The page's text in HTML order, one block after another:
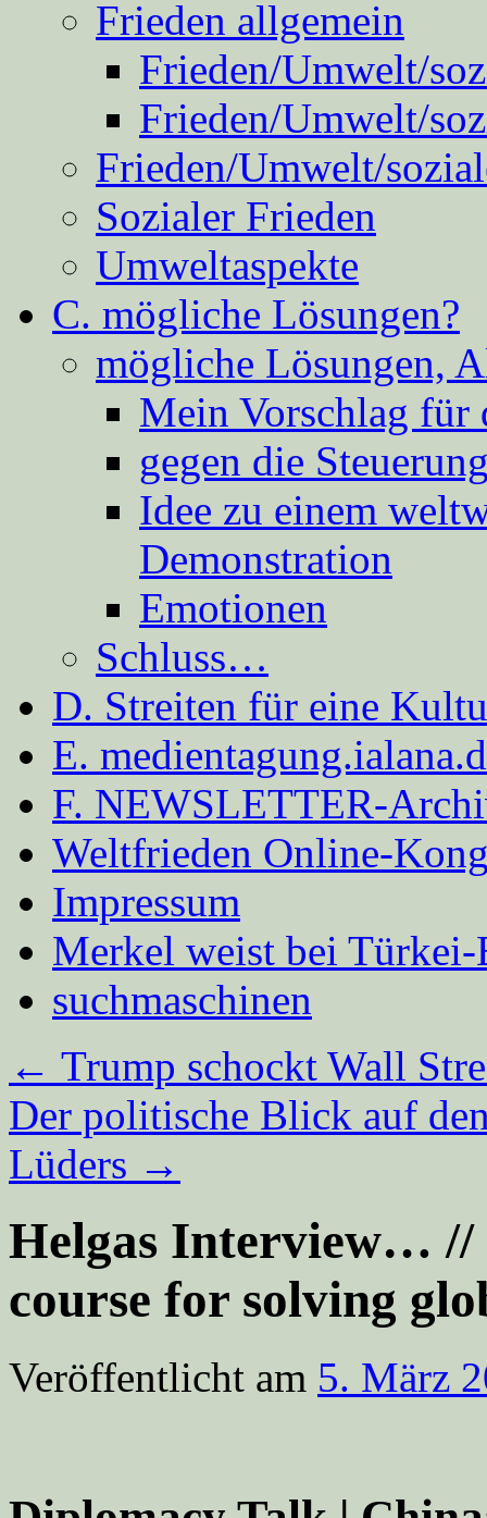
Frieden allgemein
Frieden/Umwelt/
Frieden/Umwelt/
Frieden/Umwelt/
Sozialer Frieden
Umweltaspekte
C. mögliche Lösungen?
mögliche Lösungen,
Mein Vorschlag für
gegen die
Idee zu einem
Demonstration
Emotionen
Schluss…
D. Streiten für eine
E.
F. NEWSLETTER-
Weltfrieden Online-
Impressum
Merkel weist bei
suchmaschinen
← Trump schockt Wall
Der politische Blick auf
Lüders →
Helgas Interview… //
course for solving
Veröffentlicht am 5. März